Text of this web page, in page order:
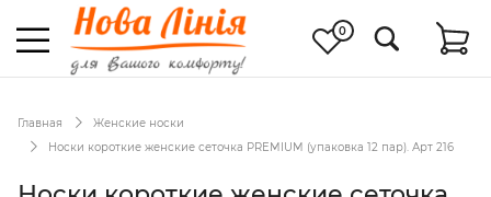
0
Главная
Женские носки
Носки короткие женские сеточка PREMIUM (упаковка 12 пар). Арт 216